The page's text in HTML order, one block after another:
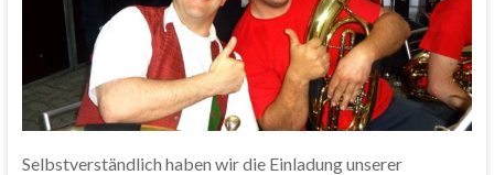
Selbstverständlich haben wir die Einladung unserer